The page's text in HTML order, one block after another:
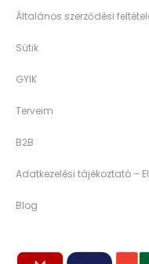
Általános szerződési
Sütik
GYIK
Terveim
B2B
Adatkezelési tájékoztató –
Blog